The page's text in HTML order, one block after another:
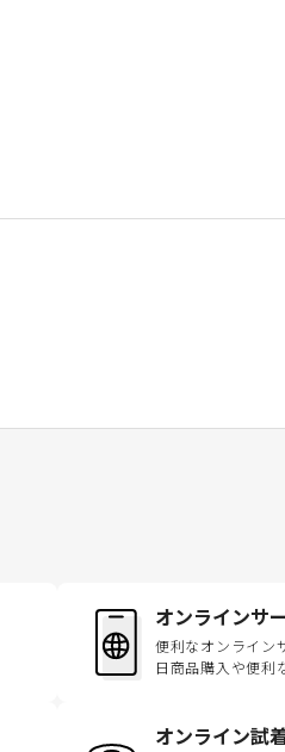
オンラインサ
便利なオンライン
日商品購入や便利
オンライン試